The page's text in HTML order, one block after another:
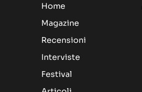
Home
Magazine
Recensioni
Interviste
Festival